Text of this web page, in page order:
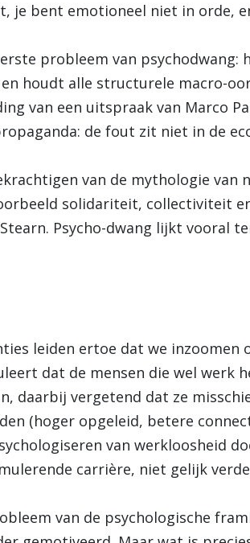
je bent emotioneel niet in orde,
probleem van
houdt alle structurele macro-
van een uitspraak van Marco
de fout zit niet in de
van de mythologie
solidariteit, collectiviteit
Psycho-dwang lijkt vooral
leiden ertoe dat we
dat de mensen die wel werk
daarbij vergetend dat ze
(hoger opgeleid, betere
van werkloosheid
carrière, niet gelijk
van de psychologische